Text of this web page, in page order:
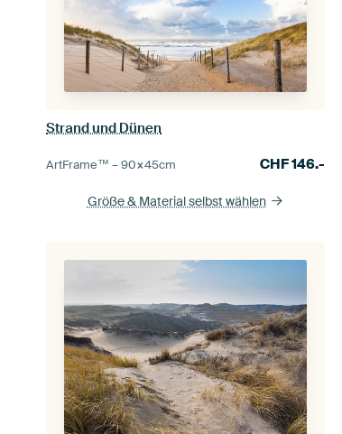
Strand und Dünen
ArtFrame™ –90×45cm CHF146.-
Größe & Material selbst wählen